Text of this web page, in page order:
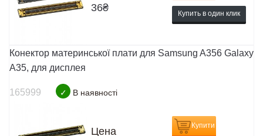
36₴ Купить в один клик
Конектор материнської плати для Samsung A356 Galaxy
A35, для дисплея
165999 ✓ В наявності
Цена
Купити